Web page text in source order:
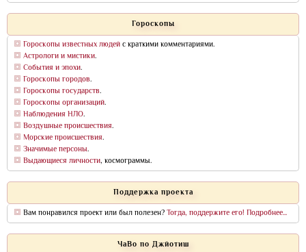
Гороскопы
Гороскопы известных людейс краткими комментариями.
Астрологи и мистики.
События и эпохи.
Гороскопы городов.
Гороскопы государств.
Гороскопы организаций.
Наблюдения НЛО.
Воздушные происшествия.
Морские происшествия.
Значимые персоны.
Выдающиеся личности, космограммы.
Поддержка проекта
Вам понравился проект или был полезен?Тогда, поддержите его! Подробнее...
ЧаВо по Джйотиш